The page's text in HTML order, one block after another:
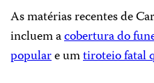
As matérias recentes de
incluem acobertura do
populare umtiroteio fatal